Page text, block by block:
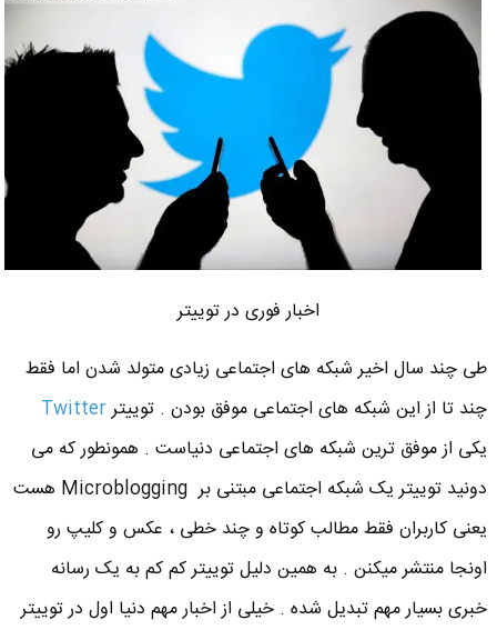
اخبار فوری در توییتر
طی چند سال اخیر شبکه های اجتماعی زیادی متولد شدن اما فقط
چند تا از این شبکه های اجتماعی موفق بودن . توییترTwitter
یکی از موفق ترین شبکه های اجتماعی دنیاست . همونطور که می
دونید توییتر یک شبکه اجتماعی مبتنی بر Microblogging هست
یعنی کاربران فقط مطالب کوتاه و چند خطی ، عکس و کلیپ رو
اونجا منتشر میکنن . به همین دلیل توییتر کم کم به یک رسانه
خبری بسیار مهم تبدیل شده . خیلی از اخبار مهم دنیا اول در توییتر